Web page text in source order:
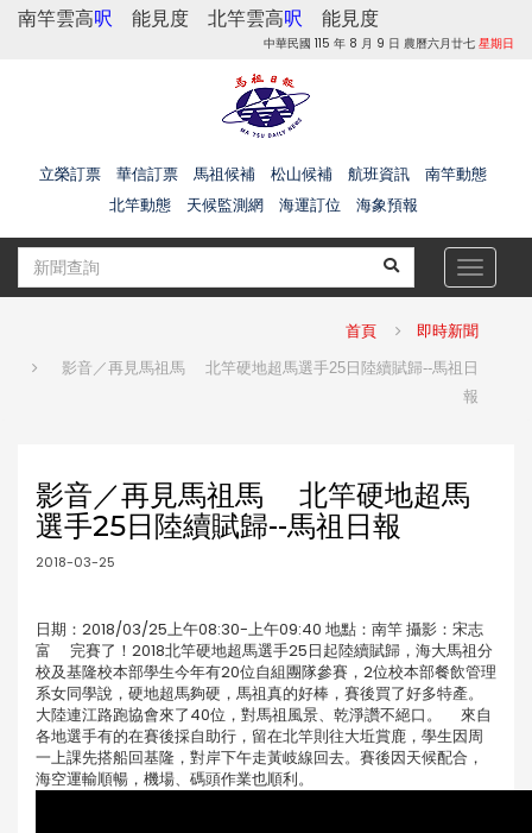
南竿雲高呎 能見度 北竿雲高呎 能見度
中華民國 115 年 8 月 9 日 農曆六月廿七 星期日
立榮訂票 華信訂票 馬祖候補 松山候補 航班資訊
南竿動態
北竿動態
天候監測網 海運訂位 海象預報
Toggle
首頁 即時新聞
影音／再見馬祖馬 北竿硬地超馬選手25日陸續賦歸--馬祖日
報
影音／再見馬祖馬 北竿硬地超馬
選手25日陸續賦歸--馬祖日報
2018-03-25
日期：2018/03/25上午08:30-上午09:40 地點：南竿 攝影：宋志
富 完賽了！2018北竿硬地超馬選手25日起陸續賦歸，海大馬祖分
校及基隆校本部學生今年有20位自組團隊參賽，2位校本部餐飲管理
系女同學說，硬地超馬夠硬，馬祖真的好棒，賽後買了好多特產。
大陸連江路跑協會來了40位，對馬祖風景、乾淨讚不絕口。 來自
各地選手有的在賽後採自助行，留在北竿則往大坵賞鹿，學生因周
一上課先搭船回基隆，對岸下午走黃岐線回去。賽後因天候配合，
海空運輸順暢，機場、碼頭作業也順利。